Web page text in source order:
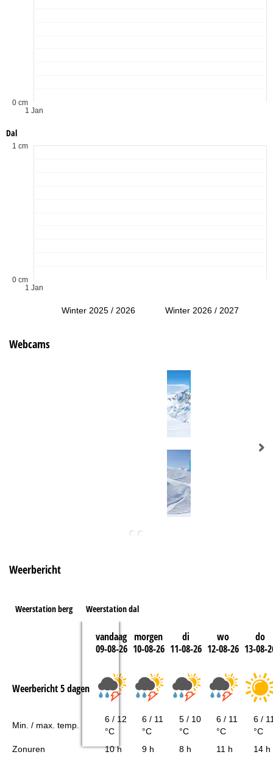
1 Jan
0 cm
Dal
1 Jan
0 cm
1 cm
Winter 2025 / 2026 Winter 2026 / 2027
Webcams
Weerbericht
Weerstation berg Weerstation dal
vandaag
09-08-26
morgen
10-08-26
di
11-08-26
wo
12-08-26
do
13-08-
Weerbericht 5 dagen
Min. / max. temp.
6 / 12
°C
6 / 11
°C
5 / 10
°C
6 / 11
°C
6 /
°C
Zonuren
10 h 9 h 8 h 11 h 14 h